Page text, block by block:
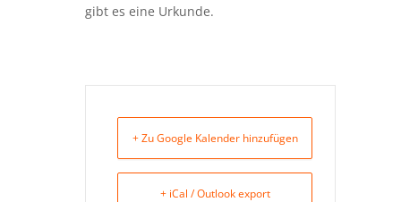
gibt es eine Urkunde.
+ Zu Google Kalender hinzufügen
+ iCal / Outlook export